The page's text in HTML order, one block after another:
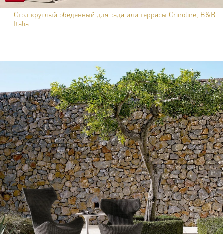
Стол круглый обеденный для сада или террасы Crinoline, B&B
Italia